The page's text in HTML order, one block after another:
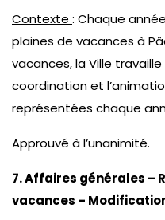
Contexte : Chaque
plaines de vacances à
vacances, la Ville travaille
coordination et
représentées chaque
Approuvé à l’unanimité.
7. Affaires générales –
vacances –